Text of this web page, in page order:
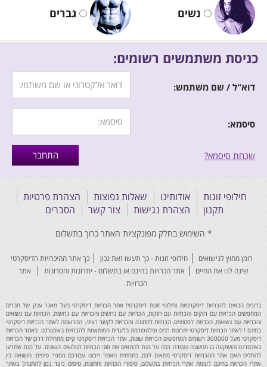
נשים גברים
כניסת משתמשים רשומים:
דוא"ל / שם משתמש:
סיסמא:
שכחת סיסמא?
חילופי זוגות אודותינו שאלות נפוצות
הצהרת פרטיות
תקנון
הצהרת נגישות צור קשר הסברים
רומן מחוץ לנישואים חילופי זוגות - כך תעשו זאת נכון
כך אתר ההיכרויות הדיסקרטי
שינה לנו את החיים
אתר הכרויות בחינם או בתשלום - יתרונות וחסרונות
אתר
הכרויות
ברוכים הבאים להכרויות דיסקרטיות וחילופי זוגות דיסקרטי! אתר הכרויות דיסקרטי בעל מאגר ענק של חברים
המחפשים הכרויות עם רווקים והכרויות עם רווקות, הכרויות עם גרושים והכרויות עם גרושות, הכרויות עם נשואים
והכרויות עם נשואות, הכרויות לסטוצים, הכרויות לחתונה והכרויות לקשר רציני. ההרשמה לאתר הכרויות דיסקרטי
בחינם ! לאתר הכרויות דיסקרטי יתרונות רבים ופלטפורמה בלעדית המותאמת להכרויות באינטרנט. באתר הכרויות
דיסקרטי מעל 300000 רשומים המחפשים הכרויות שונות. אתר הכרויות דיסקרטי קיים מתחילת דרכן של הכרויות
באינטרנט והושקעה בו מחשבה ועבודה רבה על מנת להתאים את סוגי הכרויות לגולשים השונים. על מנת שתדעו
להחליט האם אתר ההכרויות דיסקרטי מתאים לכם, בתחתית האתר ריכזנו עבורכם מספר טיפים: השוואה בין
אתרי הכרויות בחינם לעומת אתרי הכרויות בתשלום, סיפורי הכרויות וחתונות, טיפים כיצד נכון להתנהל באתר